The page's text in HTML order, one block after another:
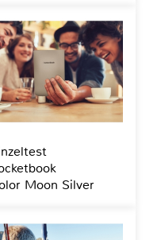
Moon Silver